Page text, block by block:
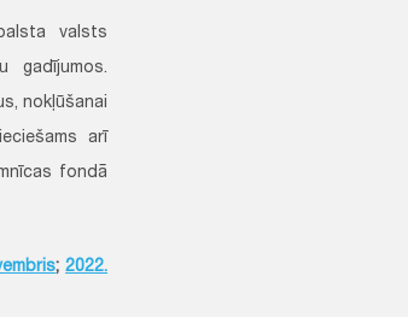
valsts
gadījumos.
nokļūšanai
arī
fondā
;2022.